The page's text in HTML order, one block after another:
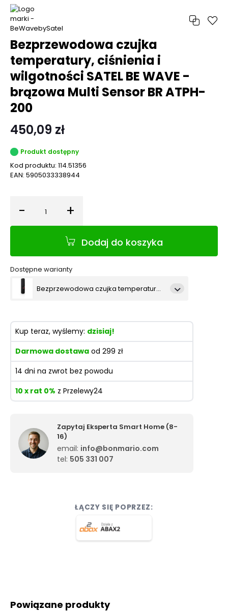
ŁĄCZY SIĘ POPRZEZ:
Powiązane produkty
Bezprzewodowa czujka
temperatury, ciśnienia i
wilgotności SATEL BE WAVE -
brązowa Multi Sensor BR ATPH-
200
450,09 zł
Produkt dostępny
Kod produktu: 114.51356
EAN: 5905033338944
- Ilość +
Dodaj do koszyka
Dostępne warianty
Bezprzewodowa czujka temperatury, ciśnienia i wilgotności SATEL BE WAVE - ciemnoszara Multi Sensor DG ATPH-200
Kup teraz, wyślemy: dzisiaj!
Darmowa dostawa od 299 zł
14 dni na zwrot bez powodu
10 x rat 0% z Przelewy24
Zapytaj Eksperta Smart Home (8-
16)
email: info@bonmario.com
tel: 505 331 007